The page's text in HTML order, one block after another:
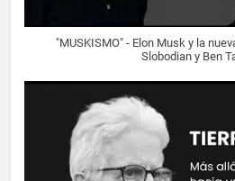
"MUSKISMO" - Elon Musk y la
Slobodian y Ben